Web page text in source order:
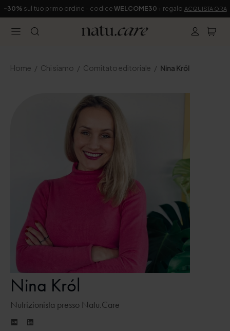
-30% sul tuo primo ordine - codice WELCOME30 + regalo ACQUISTA ORA
Home Chi siamo Comitato editoriale Nina Król
Nina Król
Nutrizionista presso Natu.Care